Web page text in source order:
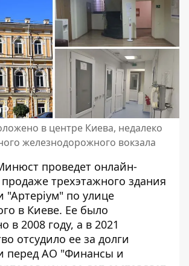
в центре Киева, недалеко
железнодорожного вокзала
проведет онлайн-
трехэтажного здания
"Артеріум" по улице
в Киеве. Ее было
в 2008 году, а в 2021
отсудило ее за долги
перед АО "Финансы и